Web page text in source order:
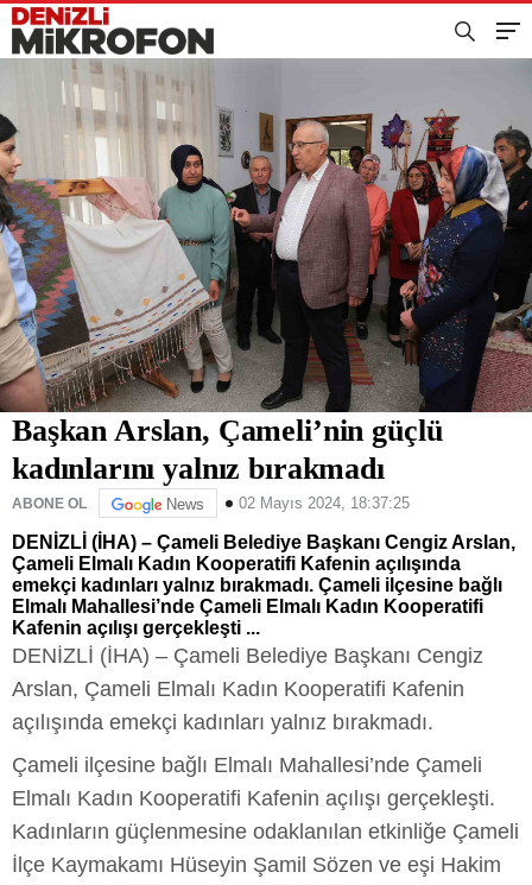
Başkan Arslan, Çameli’nin güçlü
kadınlarını yalnız bırakmadı
ABONE OL News 02 Mayıs 2024, 18:37:25
DENİZLİ (İHA) – Çameli Belediye Başkanı Cengiz Arslan,
Çameli Elmalı Kadın Kooperatifi Kafenin açılışında
emekçi kadınları yalnız bırakmadı. Çameli ilçesine bağlı
Elmalı Mahallesi’nde Çameli Elmalı Kadın Kooperatifi
Kafenin açılışı gerçekleşti ...
DENİZLİ (İHA) – Çameli Belediye Başkanı Cengiz
Arslan, Çameli Elmalı Kadın Kooperatifi Kafenin
açılışında emekçi kadınları yalnız bırakmadı.
Çameli ilçesine bağlı Elmalı Mahallesi’nde Çameli
Elmalı Kadın Kooperatifi Kafenin açılışı gerçekleşti.
Kadınların güçlenmesine odaklanılan etkinliğe Çameli
İlçe Kaymakamı Hüseyin Şamil Sözen ve eşi Hakim